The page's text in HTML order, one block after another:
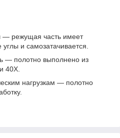
— режущая часть имеет
и самозатачивается.
— полотно выполнено из
40Х.
нагрузкам — полотно